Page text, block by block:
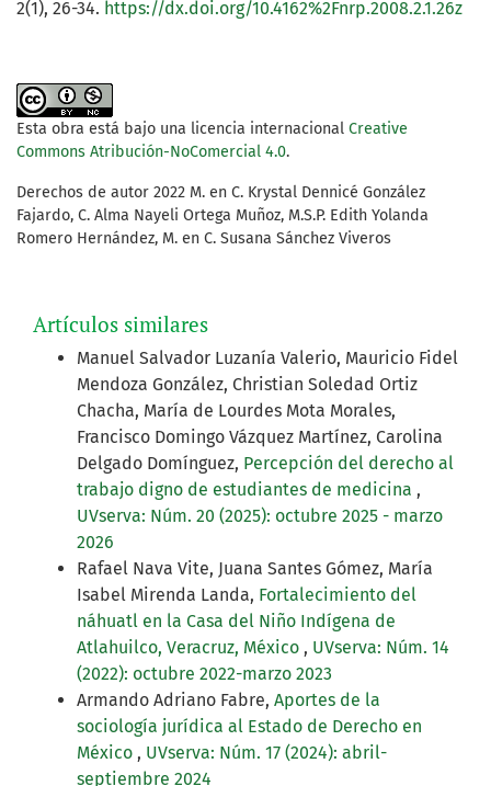
2(1), 26-34. https://dx.doi.org/10.4162%2Fnrp.2008.2.1.26z
Esta obra está bajo una licencia internacional Creative
Commons Atribución-NoComercial 4.0.
Derechos de autor 2022 M. en C. Krystal Dennicé González
Fajardo, C. Alma Nayeli Ortega Muñoz, M.S.P. Edith Yolanda
Romero Hernández, M. en C. Susana Sánchez Viveros
Artículos similares
Manuel Salvador Luzanía Valerio, Mauricio Fidel
Mendoza González, Christian Soledad Ortiz
Chacha, María de Lourdes Mota Morales,
Francisco Domingo Vázquez Martínez, Carolina
Delgado Domínguez, Percepción del derecho al
trabajo digno de estudiantes de medicina ,
UVserva: Núm. 20 (2025): octubre 2025 - marzo
2026
Rafael Nava Vite, Juana Santes Gómez, María
Isabel Mirenda Landa, Fortalecimiento del
náhuatl en la Casa del Niño Indígena de
Atlahuilco, Veracruz, México , UVserva: Núm. 14
(2022): octubre 2022-marzo 2023
Armando Adriano Fabre, Aportes de la
sociología jurídica al Estado de Derecho en
México , UVserva: Núm. 17 (2024): abril-
septiembre 2024